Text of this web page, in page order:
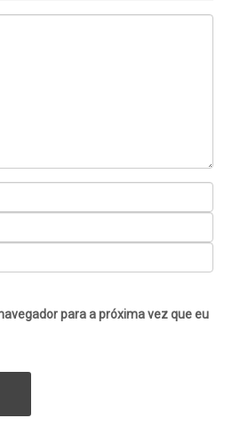
para a próxima vez que eu